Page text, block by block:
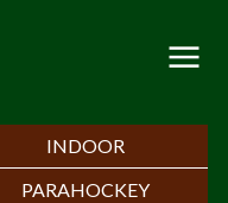
INDOOR
PARAHOCKEY